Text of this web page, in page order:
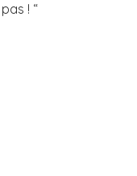
! “